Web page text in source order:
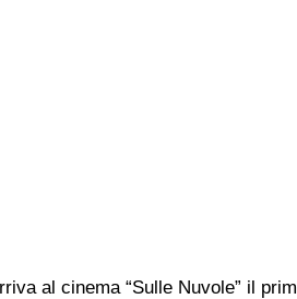
al cinema “Sulle Nuvole” il